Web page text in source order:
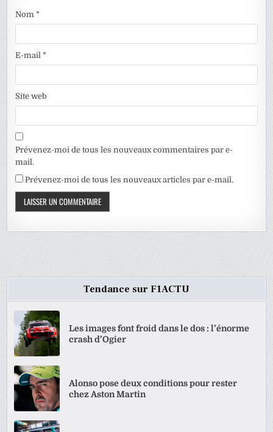
Nom*
E-mail*
Site web
Prévenez-moi de tous les nouveaux commentaires par e-
mail.
Prévenez-moi de tous les nouveaux articles par e-mail.
Tendance sur F1ACTU
Les images font froid dans le dos : l’énorme
crash d’Ogier
Alonso pose deux conditions pour rester
chez Aston Martin